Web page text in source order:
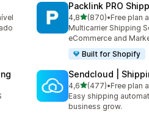
Packlink PRO
4,8de 5 estrelas
(870)
870 total de
•Free plan
Multicarrier Shipping
eCommerce and
Built for Shopify
Sendcloud |
4,6de 5 estrelas
(477)
477 total de
•Free plan
Easy shipping
business grow.